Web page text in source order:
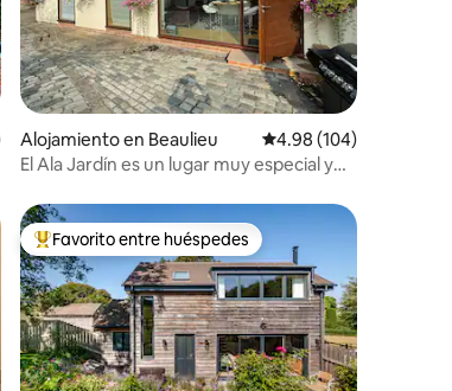
4.98 de 5, 484 reseñas
Alojamiento en Beaulieu Calificación promedio:
4.98 (104)
El Ala Jardín es un lugar muy especial y
Favorito entre huéspedes preferido
Favorito entre huéspedes